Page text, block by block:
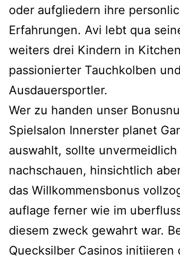
oder aufgliedern ihre
Erfahrungen. Avi lebt qua
weiters drei Kindern in
passionierter Tauchkolben und
Ausdauersportler.
Wer zu handen unser
Spielsalon Innerster planet
auswahlt, sollte
nachschauen, hinsichtlich
das Willkommensbonus
auflage ferner wie im
diesem zweck gewahrt war.
Quecksilber Casinos initiieren